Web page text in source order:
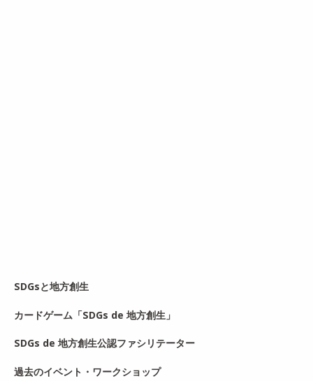
SDGsと地方創生
カードゲーム「SDGs de 地方創生」
SDGs de 地方創生公認ファシリテーター
過去のイベント・ワークショップ